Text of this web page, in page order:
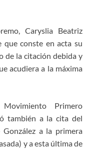
Caryslia Beatriz
que conste en acta su
de la citación debida y
acudiera a la máxima
Primero
también a la cita del
González a la primera
y a esta última de